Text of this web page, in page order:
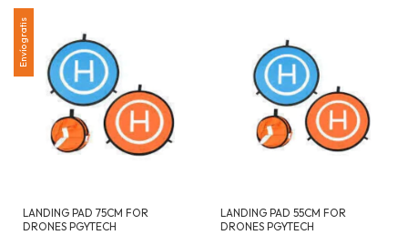
Envío gratis
LANDING PAD 75CM FOR
DRONES PGYTECH
LANDING PAD 55CM FOR
DRONES PGYTECH